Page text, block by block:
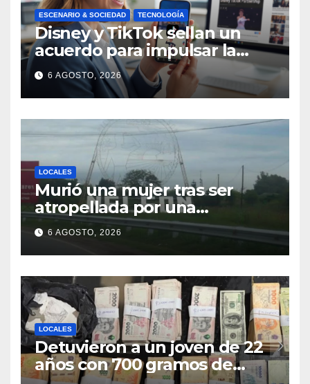
ESCENARIO & SOCIEDAD TECNOLOGÍA
Disney y TikTok sellan un
acuerdo para impulsar la
creación de contenido oficial
en formato vertical
6 AGOSTO, 2026
LOCALES
Murió una mujer tras ser
atropellada por una
motocicleta en Nelson
6 AGOSTO, 2026
LOCALES
Detuvieron a un joven de 22
años con 700 gramos de